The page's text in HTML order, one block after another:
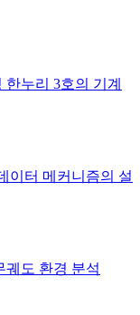
누리 3호의 기계
이터 메커니즘의 설
궤도 환경 분석